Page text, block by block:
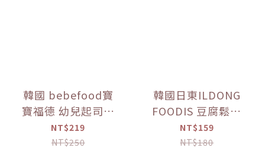
韓國 bebefood寶
寶福德 幼兒起司優
格豆豆 原味/蘋果
(16g) 【優惠限定】
NT$219
NT$250
韓國日東ILDONG
FOODIS 豆腐鬆餅
餅乾 香蕉/馬鈴薯
(64g) 【優惠限定】
NT$159
NT$180